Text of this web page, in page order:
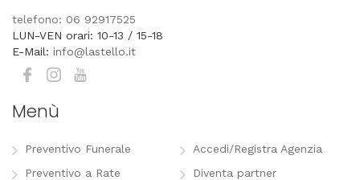
telefono: 06 92917525
LUN-VEN orari: 10-13 / 15-18
E-Mail: info@lastello.it
Menù
Preventivo Funerale
Preventivo a Rate
Accedi/Registra Agenzia
Diventa partner